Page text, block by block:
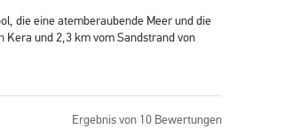
die eine atemberaubende Meer und die
Kera und 2,3 km vom Sandstrand von
Ergebnis von 10 Bewertungen